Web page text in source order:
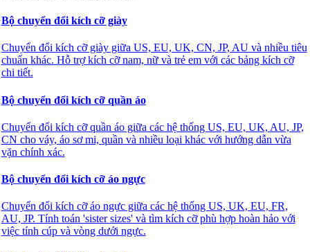
Bộ chuyển đổi kích cỡ giày
Chuyển đổi kích cỡ giày giữa US, EU, UK, CN, JP, AU và nhiều tiêu
chuẩn khác. Hỗ trợ kích cỡ nam, nữ và trẻ em với các bảng kích cỡ
chi tiết.
Bộ chuyển đổi kích cỡ quần áo
Chuyển đổi kích cỡ quần áo giữa các hệ thống US, EU, UK, AU, JP,
CN cho váy, áo sơ mi, quần và nhiều loại khác với hướng dẫn vừa
vặn chính xác.
Bộ chuyển đổi kích cỡ áo ngực
Chuyển đổi kích cỡ áo ngực giữa các hệ thống US, UK, EU, FR,
AU, JP. Tính toán 'sister sizes' và tìm kích cỡ phù hợp hoàn hảo với
việc tính cúp và vòng dưới ngực.